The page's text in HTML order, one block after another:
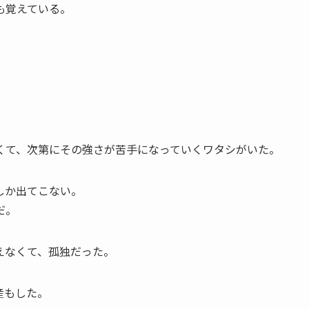
えている。
、次第にその強さが苦手になっていくワタシがいた。
出てこない。
くて、孤独だった。
した。